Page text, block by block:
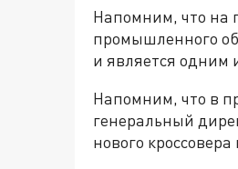
Напомним, что на
промышленного
и является одним
Напомним, что в
генеральный
нового